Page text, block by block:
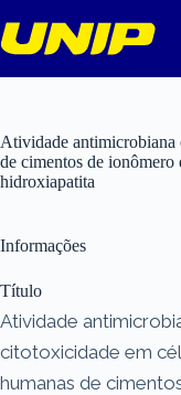
para
o
Atividade antimicrobiana
de cimentos de
hidroxiapatita
Informações
Título
Atividade
citotoxicidade em
humanas de